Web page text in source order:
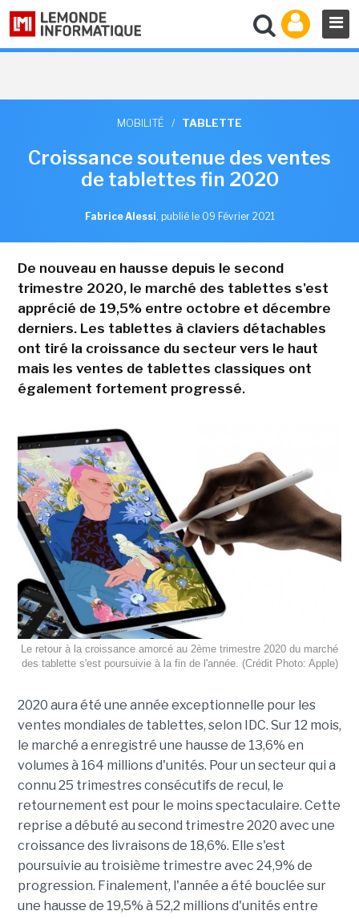
MOBILITÉ / TABLETTE
Croissance soutenue des ventes
de tablettes fin 2020
Fabrice Alessi, publié le 09 Février 2021
De nouveau en hausse depuis le second
trimestre 2020, le marché des tablettes s'est
apprécié de 19,5% entre octobre et décembre
derniers. Les tablettes à claviers détachables
ont tiré la croissance du secteur vers le haut
mais les ventes de tablettes classiques ont
également fortement progressé.
Le retour à la croissance amorcé au 2ème trimestre 2020 du marché
des tablette s'est poursuivie à la fin de l'année. (Crédit Photo: Apple)
2020 aura été une année exceptionnelle pour les
ventes mondiales de tablettes, selon IDC. Sur 12 mois,
le marché a enregistré une hausse de 13,6% en
volumes à 164 millions d'unités. Pour un secteur qui a
connu 25 trimestres consécutifs de recul, le
retournement est pour le moins spectaculaire. Cette
reprise a débuté au second trimestre 2020 avec une
croissance des livraisons de 18,6%. Elle s'est
poursuivie au troisième trimestre avec 24,9% de
progression. Finalement, l'année a été bouclée sur
une hausse de 19,5% à 52,2 millions d'unités entre